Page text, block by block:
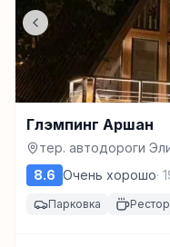
Глэмпинг Аршан
тер. автодороги
км 3-й, з/у 3, Элиста
8.6 Очень хорошо·
Парковка